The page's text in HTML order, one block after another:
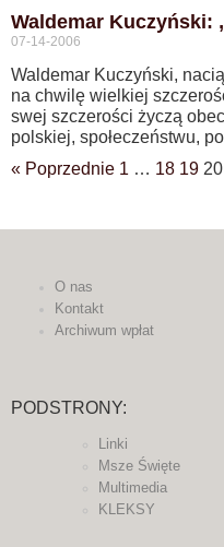
Waldemar Kuczyński:
07-14-2006
Waldemar Kuczyński,
na chwilę wielkiej
swej szczerości życzą
polskiej, społeczeństwu,
« Poprzednie 1 … 18 19 20
O nas
Kontakt
Archiwum wpłat
PODSTRONY:
Linki
Msze Święte
Multimedia
KLEKSY